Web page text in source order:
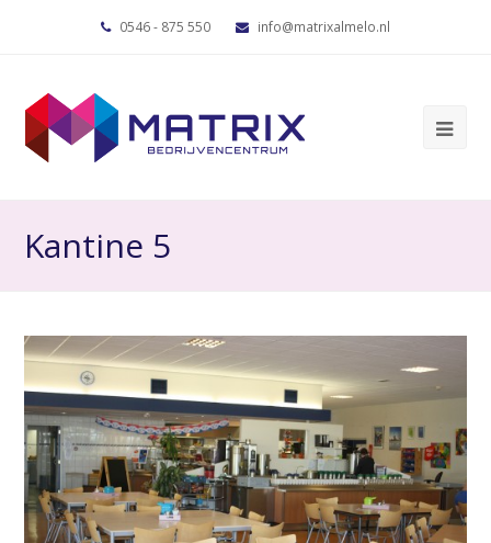
0546 - 875 550 info@matrixalmelo.nl
Kantine 5